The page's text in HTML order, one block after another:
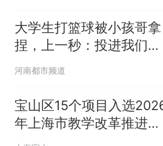
大学生打篮球被小孩哥拿
捏，上一秒：投进我们做
俯卧撑 下一秒：愿赌服输
河南都市频道
宝山区15个项目入选
年上海市教学改革推进项
目